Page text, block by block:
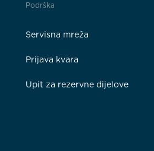
Podrška
Servisna mreža
Prijava kvara
Upit za rezervne dijelove